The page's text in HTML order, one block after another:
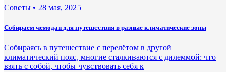
Советы • 28 мая, 2025
Собираем чемодан для путешествия в разные климатические зоны
Собираясь в путешествие с перелётом в другой
климатический пояс, многие сталкиваются с дилеммой: что
взять с собой, чтобы чувствовать себя к